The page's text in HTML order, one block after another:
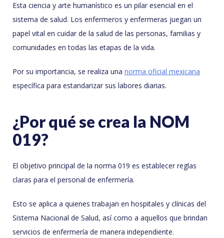
Esta ciencia y arte humanístico es un pilar esencial en el
sistema de salud. Los enfermeros y enfermeras juegan un
papel vital en cuidar de la salud de las personas, familias y
comunidades en todas las etapas de la vida.
Por su importancia, se realiza una norma oficial mexicana
específica para estandarizar sus labores diarias.
¿Por qué se crea la NOM
019?
El objetivo principal de la norma 019 es establecer reglas
claras para el personal de enfermería.
Esto se aplica a quienes trabajan en hospitales y clínicas del
Sistema Nacional de Salud, así como a aquellos que brindan
servicios de enfermería de manera independiente.